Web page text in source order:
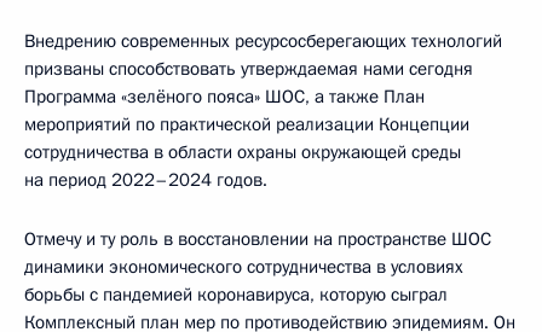
Внедрению современных ресурсосберегающих технологий
призваны способствовать утверждаемая нами сегодня
Программа «зелёного пояса» ШОС, а также План
мероприятий по практической реализации Концепции
сотрудничества в области охраны окружающей среды
на период 2022–2024 годов.
Отмечу и ту роль в восстановлении на пространстве ШОС
динамики экономического сотрудничества в условиях
борьбы с пандемией коронавируса, которую сыграл
Комплексный план мер по противодействию эпидемиям. Он